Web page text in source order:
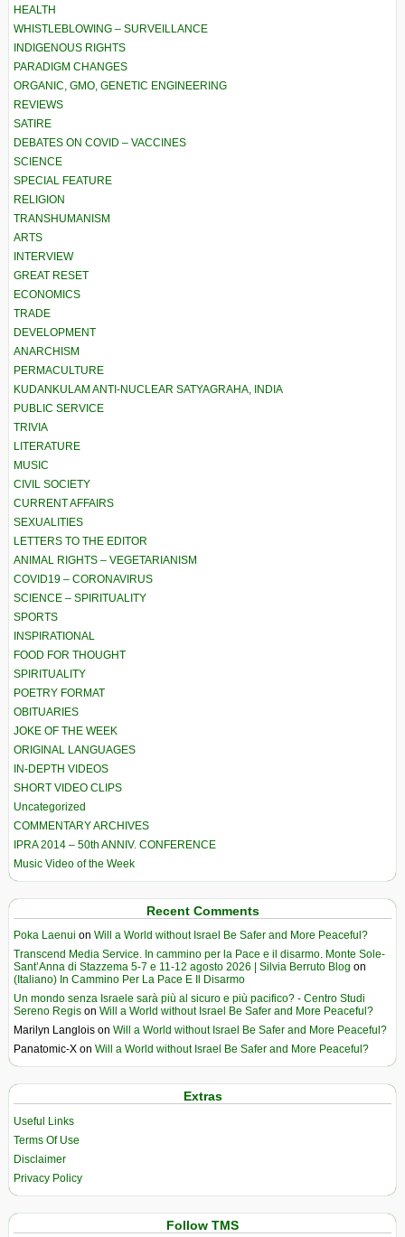
HEALTH
WHISTLEBLOWING – SURVEILLANCE
INDIGENOUS RIGHTS
PARADIGM CHANGES
ORGANIC, GMO, GENETIC ENGINEERING
REVIEWS
SATIRE
DEBATES ON COVID – VACCINES
SCIENCE
SPECIAL FEATURE
RELIGION
TRANSHUMANISM
ARTS
INTERVIEW
GREAT RESET
ECONOMICS
TRADE
DEVELOPMENT
ANARCHISM
PERMACULTURE
KUDANKULAM ANTI-NUCLEAR SATYAGRAHA, INDIA
PUBLIC SERVICE
TRIVIA
LITERATURE
MUSIC
CIVIL SOCIETY
CURRENT AFFAIRS
SEXUALITIES
LETTERS TO THE EDITOR
ANIMAL RIGHTS – VEGETARIANISM
COVID19 – CORONAVIRUS
SCIENCE – SPIRITUALITY
SPORTS
INSPIRATIONAL
FOOD FOR THOUGHT
SPIRITUALITY
POETRY FORMAT
OBITUARIES
JOKE OF THE WEEK
ORIGINAL LANGUAGES
IN-DEPTH VIDEOS
SHORT VIDEO CLIPS
Uncategorized
COMMENTARY ARCHIVES
IPRA 2014 – 50th ANNIV. CONFERENCE
Music Video of the Week
Recent Comments
Poka Laenui on Will a World without Israel Be Safer and More Peaceful?
Transcend Media Service. In cammino per la Pace e il disarmo. Monte Sole-
Sant’Anna di Stazzema 5-7 e 11-12 agosto 2026 | Silvia Berruto Blog on
(Italiano) In Cammino Per La Pace E Il Disarmo
Un mondo senza Israele sarà più al sicuro e più pacifico? - Centro Studi
Sereno Regis on Will a World without Israel Be Safer and More Peaceful?
Marilyn Langlois on Will a World without Israel Be Safer and More Peaceful?
Panatomic-X on Will a World without Israel Be Safer and More Peaceful?
Extras
Useful Links
Terms Of Use
Disclaimer
Privacy Policy
Follow TMS